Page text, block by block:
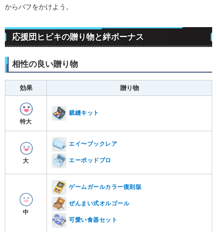
からバフをかけよう。
応援団ヒビキの贈り物と絆ボーナス
相性の良い贈り物
効果 贈り物
特大
裁縫キット
大
エイ〜ブックレア
エーポッドプロ
中
ゲームガールカラー復刻版
ぜんまい式オルゴール
可愛い食器セット